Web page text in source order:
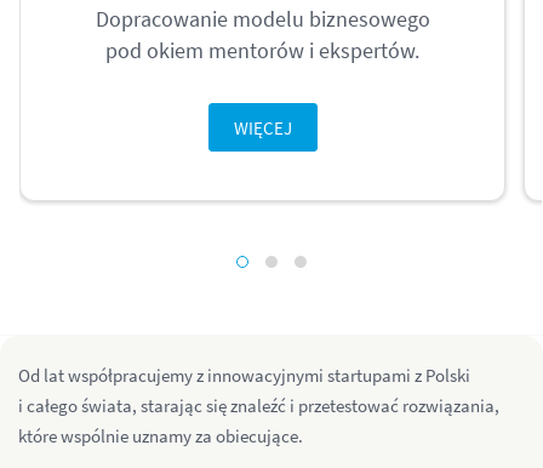
Dopracowanie modelu biznesowego
pod okiem mentorów i ekspertów.
WIĘCEJ
Od lat współpracujemy z innowacyjnymi startupami z Polski
i całego świata, starając się znaleźć i przetestować rozwiązania,
które wspólnie uznamy za obiecujące.